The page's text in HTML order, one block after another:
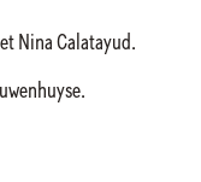
Nina Calatayud.